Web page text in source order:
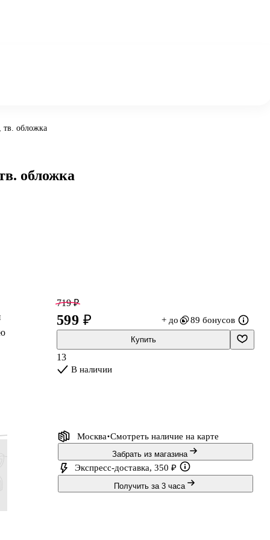
тв. обложка
обложка
719 ₽
599 ₽ + до 89 бонусов
Купить
13
В наличии
Москва Смотреть наличие на карте
Забрать из магазина
Экспресс-доставка, 350 ₽
Получить за 3 часа